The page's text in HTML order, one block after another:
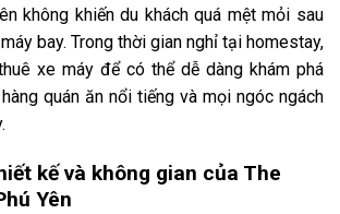
không khiến du khách quá mệt mỏi sau
bay. Trong thời gian nghỉ tại homestay,
xe máy để có thể dễ dàng khám phá
quán ăn nổi tiếng và mọi ngóc ngách
kế và không gian của The
Yên